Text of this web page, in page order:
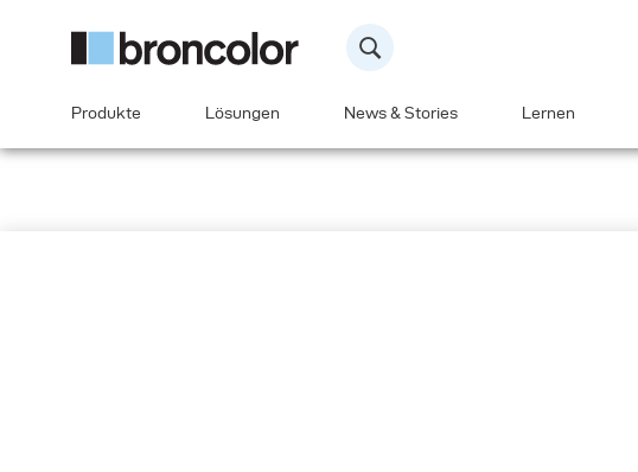
Produkte Lösungen News & Stories Lernen